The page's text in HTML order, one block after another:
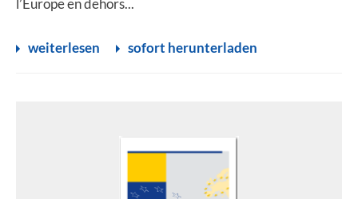
l’Europe en dehors...
weiterlesen sofort herunterladen